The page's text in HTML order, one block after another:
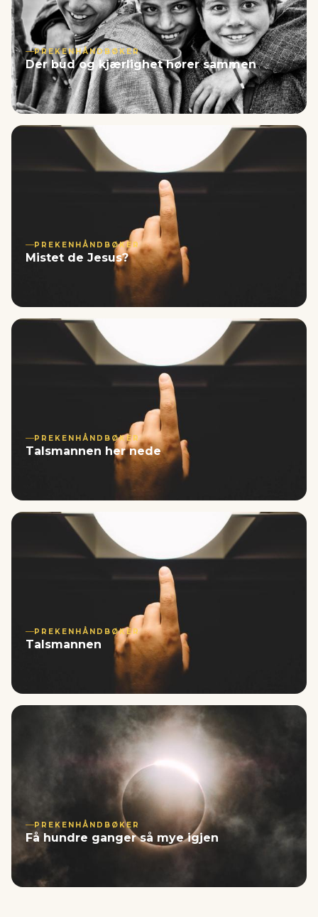
PREKENHÅNDBØKER
Der bud og kjærlighet hører sammen
PREKENHÅNDBØKER
Mistet de Jesus?
PREKENHÅNDBØKER
Talsmannen her nede
PREKENHÅNDBØKER
Talsmannen
PREKENHÅNDBØKER
Få hundre ganger så mye igjen